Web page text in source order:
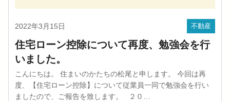
2022年3月15日 不動産
住宅ローン控除について再度、勉強会を行
いました。
こんにちは。 住まいのかたちの松尾と申します。 今回は再
度、【住宅ローン控除】について従業員一同で勉強会を行い
ましたので、ご報告を致します。 ２０…